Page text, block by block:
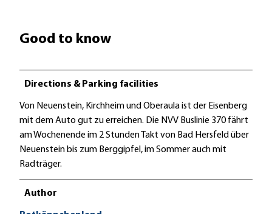
Good to know
Directions & Parking facilities
Von Neuenstein, Kirchheim und Oberaula ist der Eisenberg
mit dem Auto gut zu erreichen. Die NVV Buslinie 370 fährt
am Wochenende im 2 Stunden Takt von Bad Hersfeld über
Neuenstein bis zum Berggipfel, im Sommer auch mit
Radträger.
Author